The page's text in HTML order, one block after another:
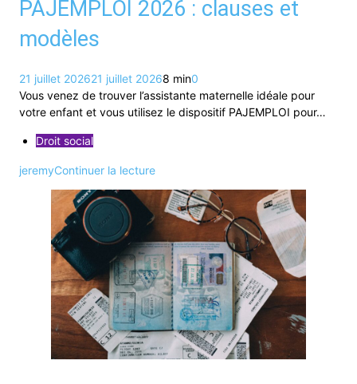
PAJEMPLOI 2026 : clauses et
modèles
21 juillet 202621 juillet 20268 min0
Vous venez de trouver l’assistante maternelle idéale pour
votre enfant et vous utilisez le dispositif PAJEMPLOI pour…
Droit social
jeremyContinuer la lecture